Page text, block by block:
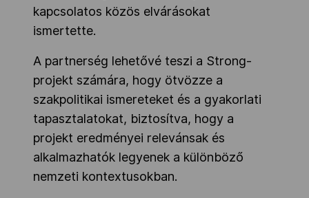
kapcsolatos közös elvárásokat
ismertette.
A partnerség lehetővé teszi a Strong-
projekt számára, hogy ötvözze a
szakpolitikai ismereteket és a gyakorlati
tapasztalatokat, biztosítva, hogy a
projekt eredményei relevánsak és
alkalmazhatók legyenek a különböző
nemzeti kontextusokban.